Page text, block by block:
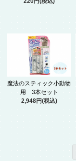
魔法のスティック小動物
用 3本セット
2,948円(税込)